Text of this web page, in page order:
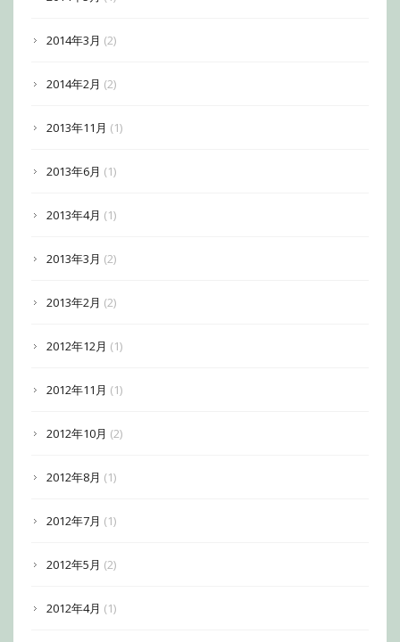
2014年3月 (2)
2014年2月 (2)
2013年11月 (1)
2013年6月 (1)
2013年4月 (1)
2013年3月 (2)
2013年2月 (2)
2012年12月 (1)
2012年11月 (1)
2012年10月 (2)
2012年8月 (1)
2012年7月 (1)
2012年5月 (2)
2012年4月 (1)